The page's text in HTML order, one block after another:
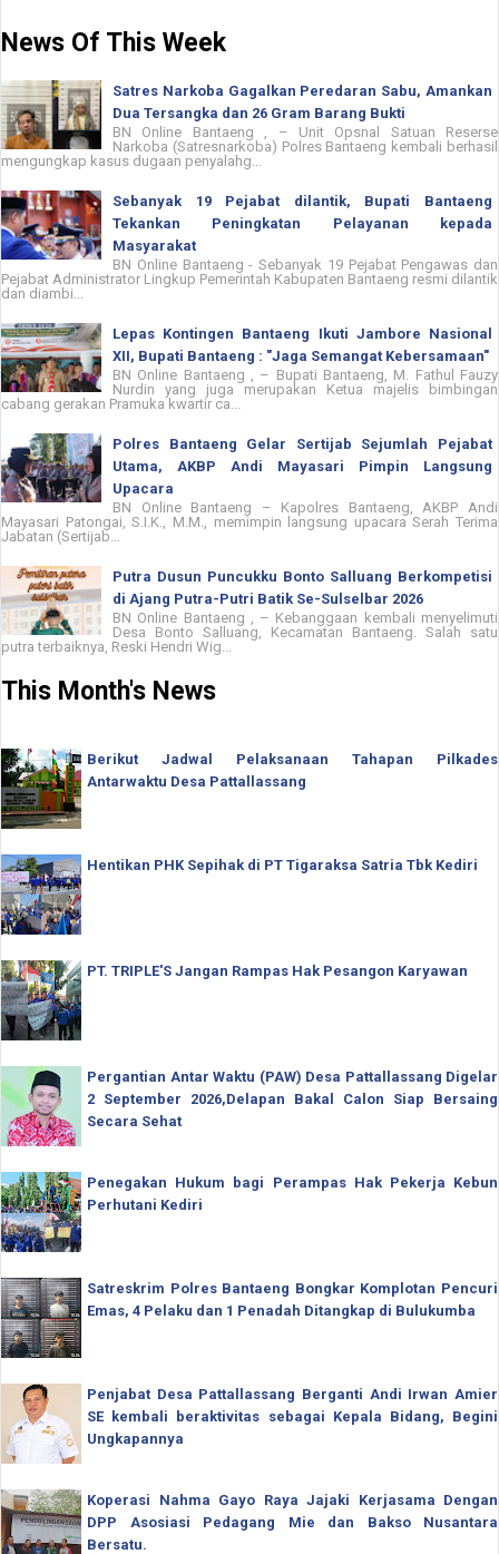
News Of This Week
Satres Narkoba Gagalkan Peredaran Sabu, Amankan
Dua Tersangka dan 26 Gram Barang Bukti
BN Online Bantaeng , – Unit Opsnal Satuan Reserse
Narkoba (Satresnarkoba) Polres Bantaeng kembali berhasil
mengungkap kasus dugaan penyalahg...
Sebanyak 19 Pejabat dilantik, Bupati Bantaeng
Tekankan Peningkatan Pelayanan kepada
Masyarakat
BN Online Bantaeng - Sebanyak 19 Pejabat Pengawas dan
Pejabat Administrator Lingkup Pemerintah Kabupaten Bantaeng resmi dilantik
dan diambi...
Lepas Kontingen Bantaeng Ikuti Jambore Nasional
XII, Bupati Bantaeng : "Jaga Semangat Kebersamaan"
BN Online Bantaeng , – Bupati Bantaeng, M. Fathul Fauzy
Nurdin yang juga merupakan Ketua majelis bimbingan
cabang gerakan Pramuka kwartir ca...
Polres Bantaeng Gelar Sertijab Sejumlah Pejabat
Utama, AKBP Andi Mayasari Pimpin Langsung
Upacara
BN Online Bantaeng – Kapolres Bantaeng, AKBP Andi
Mayasari Patongai, S.I.K., M.M., memimpin langsung upacara Serah Terima
Jabatan (Sertijab...
Putra Dusun Puncukku Bonto Salluang Berkompetisi
di Ajang Putra-Putri Batik Se-Sulselbar 2026
BN Online Bantaeng , – Kebanggaan kembali menyelimuti
Desa Bonto Salluang, Kecamatan Bantaeng. Salah satu
putra terbaiknya, Reski Hendri Wig...
This Month's News
Berikut Jadwal Pelaksanaan Tahapan Pilkades
Antarwaktu Desa Pattallassang
Hentikan PHK Sepihak di PT Tigaraksa Satria Tbk Kediri
PT. TRIPLE'S Jangan Rampas Hak Pesangon Karyawan
Pergantian Antar Waktu (PAW) Desa Pattallassang Digelar
2 September 2026,Delapan Bakal Calon Siap Bersaing
Secara Sehat
Penegakan Hukum bagi Perampas Hak Pekerja Kebun
Perhutani Kediri
Satreskrim Polres Bantaeng Bongkar Komplotan Pencuri
Emas, 4 Pelaku dan 1 Penadah Ditangkap di Bulukumba
Penjabat Desa Pattallassang Berganti Andi Irwan Amier
SE kembali beraktivitas sebagai Kepala Bidang, Begini
Ungkapannya
Koperasi Nahma Gayo Raya Jajaki Kerjasama Dengan
DPP Asosiasi Pedagang Mie dan Bakso Nusantara
Bersatu.